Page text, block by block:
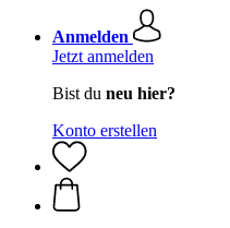
Anmelden
Jetzt anmelden
Bist du neu hier?
Konto erstellen